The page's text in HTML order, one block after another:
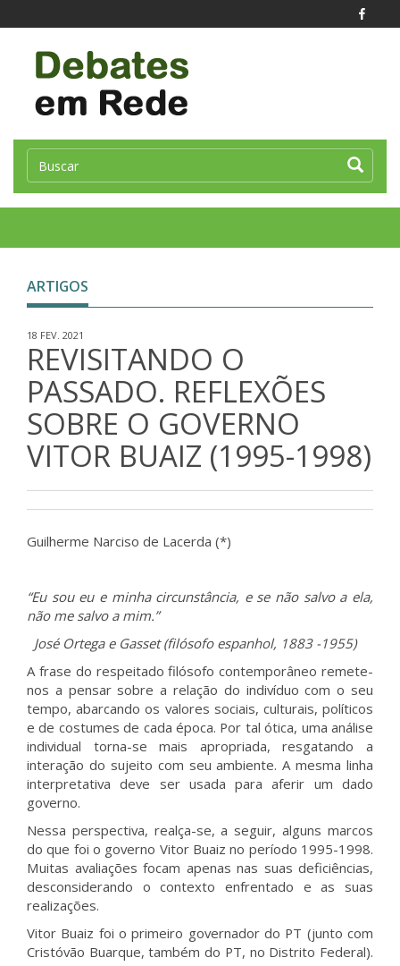
ARTIGOS
18 FEV. 2021
REVISITANDO O
PASSADO. REFLEXÕES
SOBRE O GOVERNO
VITOR BUAIZ (1995-1998)
Guilherme Narciso de Lacerda (*)
“Eu sou eu e minha circunstância, e se não salvo a ela,
não me salvo a mim.”
José Ortega e Gasset (filósofo espanhol, 1883 -1955)
A frase do respeitado filósofo contemporâneo remete-
nos a pensar sobre a relação do indivíduo com o seu
tempo, abarcando os valores sociais, culturais, políticos
e de costumes de cada época. Por tal ótica, uma análise
individual torna-se mais apropriada, resgatando a
interação do sujeito com seu ambiente. A mesma linha
interpretativa deve ser usada para aferir um dado
governo.
Nessa perspectiva, realça-se, a seguir, alguns marcos
do que foi o governo Vitor Buaiz no período 1995-1998.
Muitas avaliações focam apenas nas suas deficiências,
desconsiderando o contexto enfrentado e as suas
realizações.
Vitor Buaiz foi o primeiro governador do PT (junto com
Cristóvão Buarque, também do PT, no Distrito Federal).